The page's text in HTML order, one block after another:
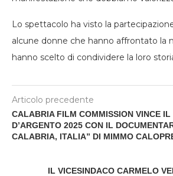
Lo spettacolo ha visto la
alcune donne che hanno affrontato la
hanno scelto di condividere la loro
Articolo precedente
CALABRIA FILM COMMISSION VINCE IL
D’ARGENTO 2025 CON IL
CALABRIA, ITALIA” DI MIMMO
IL VICESINDACO CARMELO